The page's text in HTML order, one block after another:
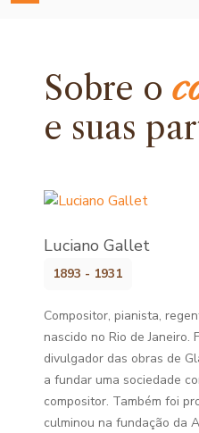
Sobre o
e suas
Luciano Gallet
1893 - 1931
Compositor, pianista,
nascido no Rio de
divulgador das obras de
a fundar uma sociedade
compositor. Também foi
culminou na fundação da